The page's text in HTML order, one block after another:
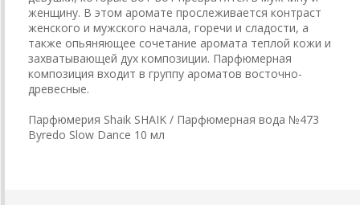
женщину. В этом аромате прослеживается контраст
женского и мужского начала, горечи и сладости, а
также опьяняющее сочетание аромата теплой кожи и
захватывающей дух композиции. Парфюмерная
композиция входит в группу ароматов восточно-
древесные.
Парфюмерия Shaik SHAIK / Парфюмерная вода №473
Byredo Slow Dance 10 мл